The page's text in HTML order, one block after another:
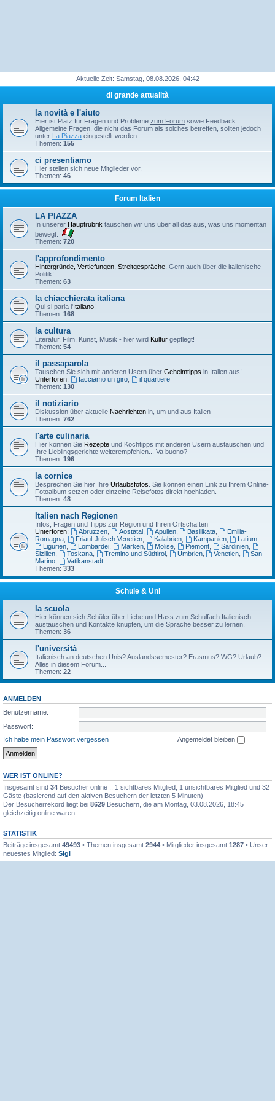
Aktuelle Zeit: Samstag, 08.08.2026, 04:42
di grande attualità
la novità e l'aiuto
Hier ist Platz für Fragen und Probleme zum Forum sowie Feedback.
Allgemeine Fragen, die nicht das Forum als solches betreffen, sollten jedoch
unter La Piazza eingestellt werden.
Themen: 155
ci presentiamo
Hier stellen sich neue Mitglieder vor.
Themen: 46
Forum Italien
LA PIAZZA
In unserer Hauptrubrik tauschen wir uns über all das aus, was uns momentan
bewegt.
Themen: 720
l'approfondimento
Hintergründe, Vertiefungen, Streitgespräche. Gern auch über die italienische
Politik!
Themen: 63
la chiacchierata italiana
Qui si parla l'Italiano!
Themen: 168
la cultura
Literatur, Film, Kunst, Musik - hier wird Kultur gepflegt!
Themen: 54
il passaparola
Tauschen Sie sich mit anderen Usern über Geheimtipps in Italien aus!
Unterforen:
facciamo un giro,
il quartiere
Themen: 130
il notiziario
Diskussion über aktuelle Nachrichten in, um und aus Italien
Themen: 762
l'arte culinaria
Hier können Sie Rezepte und Kochtipps mit anderen Usern austauschen und
Ihre Lieblingsgerichte weiterempfehlen... Va buono?
Themen: 196
la cornice
Besprechen Sie hier Ihre Urlaubsfotos . Sie können einen Link zu Ihrem Online-
Fotoalbum setzen oder einzelne Reisefotos direkt hochladen.
Themen: 48
Italien nach Regionen
Infos, Fragen und Tipps zur Region und Ihren Ortschaften
Unterforen:
Abruzzen, Aostatal, Apulien, Basilikata
Emilia-
Romagna
Friaul-Julisch Venetien, Kalabrien, Kampanien, Latium
Ligurien, Lombardei, Marken, Molise Piemont Sardinien
Sizilien
Toskana, Trentino und Südtirol, Umbrien, Venetien
San
Marino
Vatikanstadt
Themen: 333
Schule & Uni
la scuola
Hier können sich Schüler über Liebe und Hass zum Schulfach Italienisch
austauschen und Kontakte knüpfen, um die Sprache besser zu lernen.
Themen: 36
l'università
Italienisch an deutschen Unis? Auslandssemester? Erasmus? WG? Urlaub?
Alles in diesem Forum...
Themen: 22
ANMELDEN
Benutzername:
Passwort:
Ich habe mein Passwort vergessen
Angemeldet bleiben
WER IST ONLINE?
Insgesamt sind 34 Besucher online :: 1 sichtbares Mitglied, 1 unsichtbares Mitglied und 32
Gäste (basierend auf den aktiven Besuchern der letzten 5 Minuten)
Der Besucherrekord liegt bei 8629 Besuchern, die am Montag, 03.08.2026, 18:45
gleichzeitig online waren.
STATISTIK
Beiträge insgesamt 49493 • Themen insgesamt 2944 • Mitglieder insgesamt 1287 • Unser
neuestes Mitglied: Sigi